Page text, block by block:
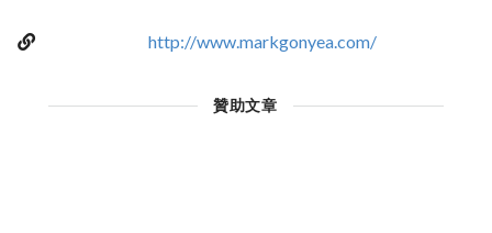
http://www.markgonyea.com/
贊助文章